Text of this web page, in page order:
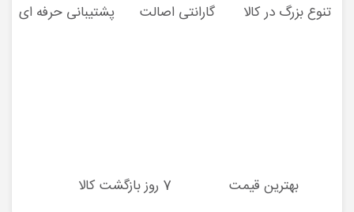
تنوع بزرگ در کالا گارانتی اصالت پشتیبانی حرفه ای
بهترین قیمت 7 روز بازگشت کالا